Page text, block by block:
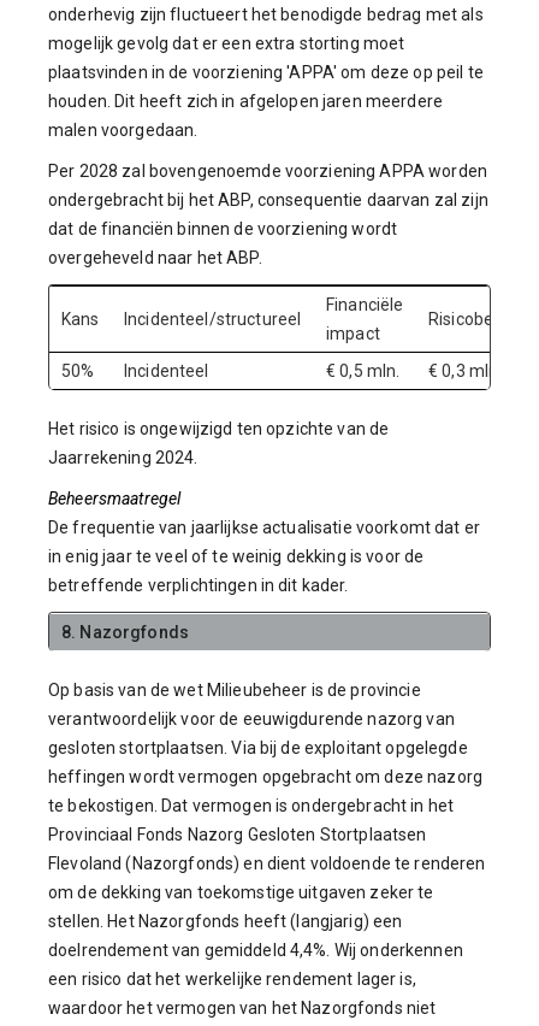
onderhevig zijn fluctueert het benodigde bedrag met als
mogelijk gevolg dat er een extra storting moet
plaatsvinden in de voorziening 'APPA' om deze op peil te
houden. Dit heeft zich in afgelopen jaren meerdere
malen voorgedaan.
Per 2028 zal bovengenoemde voorziening APPA worden
ondergebracht bij het ABP, consequentie daarvan zal zijn
dat de financiën binnen de voorziening wordt
overgeheveld naar het ABP.
Kans Incidenteel/structureel
Financiële
impact
Risicobedrag
50% Incidenteel € 0,5 mln. € 0,3 mln.
Het risico is ongewijzigd ten opzichte van de
Jaarrekening 2024.
Beheersmaatregel
De frequentie van jaarlijkse actualisatie voorkomt dat er
in enig jaar te veel of te weinig dekking is voor de
betreffende verplichtingen in dit kader.
8. Nazorgfonds
Op basis van de wet Milieubeheer is de provincie
verantwoordelijk voor de eeuwigdurende nazorg van
gesloten stortplaatsen. Via bij de exploitant opgelegde
heffingen wordt vermogen opgebracht om deze nazorg
te bekostigen. Dat vermogen is ondergebracht in het
Provinciaal Fonds Nazorg Gesloten Stortplaatsen
Flevoland (Nazorgfonds) en dient voldoende te renderen
om de dekking van toekomstige uitgaven zeker te
stellen. Het Nazorgfonds heeft (langjarig) een
doelrendement van gemiddeld 4,4%. Wij onderkennen
een risico dat het werkelijke rendement lager is,
waardoor het vermogen van het Nazorgfonds niet